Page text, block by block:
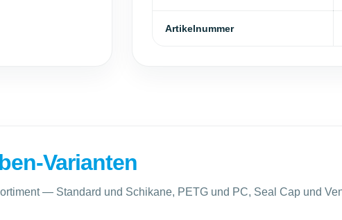
Artikelnummer
Varianten
— Standard und Schikane, PETG und PC, Seal Cap und